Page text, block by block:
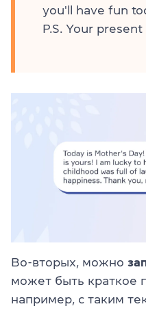
you'll have fun
P.S. Your
Во-вторых, можно
может быть краткое
например, с таким